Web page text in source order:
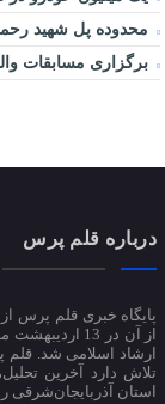
محدوده پل شهید
برگزاری مسابقات
درباره قلم پرس
تلاش دارد آخرین
استان آذربایجان‌شرقی